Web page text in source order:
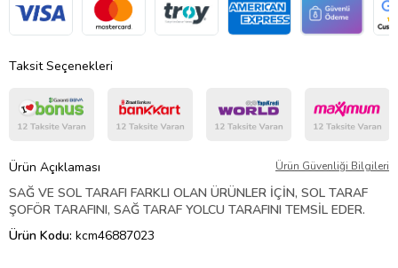
Taksit Seçenekleri
Ürün Açıklaması Ürün Güvenliği Bilgileri
SAĞ VE SOL TARAFI FARKLI OLAN ÜRÜNLER İÇİN, SOL TARAF
ŞOFÖR TARAFINI, SAĞ TARAF YOLCU TARAFINI TEMSİL EDER.
Ürün Kodu: kcm46887023